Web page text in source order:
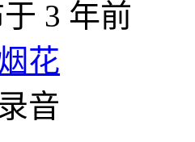
3 年前
花
音